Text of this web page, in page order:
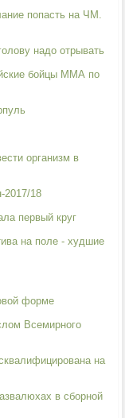
попасть на ЧМ.
надо отрывать
бойцы ММА по
организм в
2017/18
первый круг
на поле - худшие
форме
Всемирного
на
в сборной